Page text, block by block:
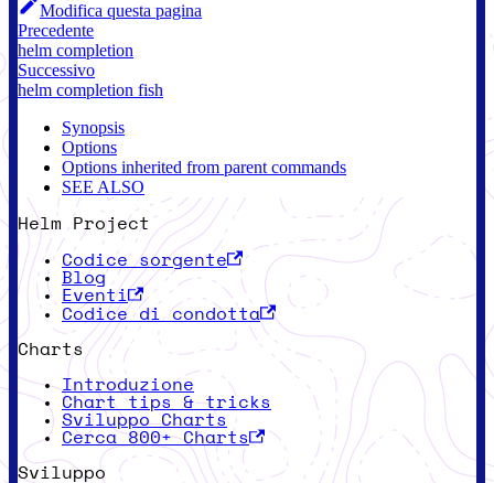
Modifica questa pagina
Precedente
helm completion
Successivo
helm completion fish
Synopsis
Options
Options inherited from parent commands
SEE ALSO
Helm Project
Codice sorgente
Blog
Eventi
Codice di condotta
Charts
Introduzione
Chart tips & tricks
Sviluppo Charts
Cerca 800+ Charts
Sviluppo